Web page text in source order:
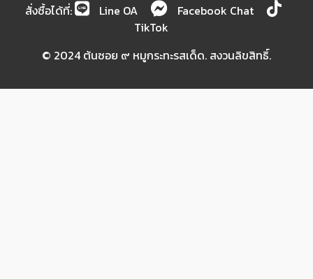
สั่งซื้อได้ที่:
Line OA
Facebook Chat
TikTok
© 2024 ต้นซอย ๙ หมูกระทะรสเด็ด. สงวนลิขสิทธิ์.